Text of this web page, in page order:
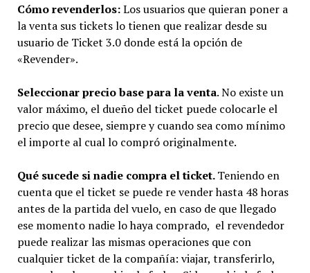
Cómo revenderlos:Los usuarios que quieran poner a
la venta sus tickets lo tienen que realizar desde su
usuario de Ticket 3.0 donde está la opción de
«Revender».
Seleccionar precio base para la venta. No existe un
valor máximo, el dueño del ticket puede colocarle el
precio que desee, siempre y cuando sea como mínimo
el importe al cual lo compró originalmente.
Qué sucede si nadie compra el ticket.Teniendo en
cuenta que el ticket se puede re vender hasta 48 horas
antes de la partida del vuelo, en caso de que llegado
ese momento nadie lo haya comprado, el revendedor
puede realizar las mismas operaciones que con
cualquier ticket de la compañía: viajar, transferirlo,